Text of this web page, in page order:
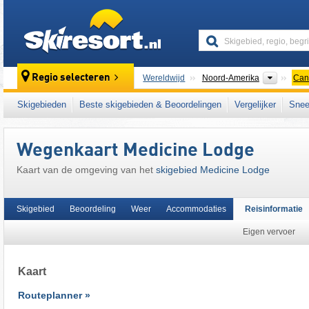
Regio selecteren Wereldwijd Noord-Amerika
Dit skigebied ligt ook in: Canadian Prairies
Skigebieden Beste skigebieden & Beoordelingen Vergelijker
Wegenkaart Medicine Lodge
Kaart van de omgeving van het skigebied Medicine Lodge
Skigebied Beoordeling Weer Accommodaties Reisinformatie
Eigen vervoer
Kaart
Routeplanner »